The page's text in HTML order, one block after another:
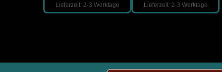
Lieferzeit: 2-3 Werktage
Lieferzeit: 2-3 Werktage